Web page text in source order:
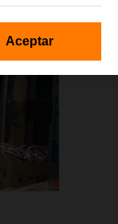
Aceptar